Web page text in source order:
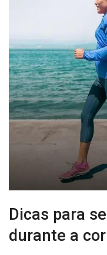
Dicas para
durante a